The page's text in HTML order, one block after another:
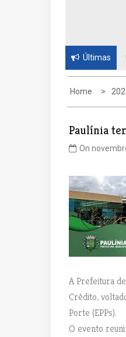
Últimas
Home
Paulínia
On
A Prefeitura
Crédito,
Porte (EPPs).
O evento